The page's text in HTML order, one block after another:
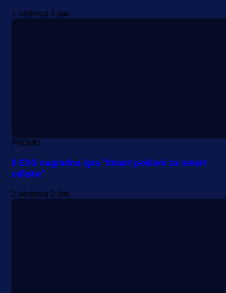
1 sedmica 3 dan
PROMO
II ESG nagradna igra "Smart pokloni za smart
odluke"
2 sedmica 2 dan